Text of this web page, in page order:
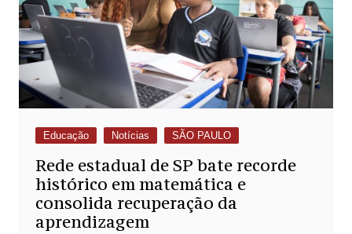
Educação Notícias SÃO PAULO
Rede estadual de SP bate recorde
histórico em matemática e
consolida recuperação da
aprendizagem